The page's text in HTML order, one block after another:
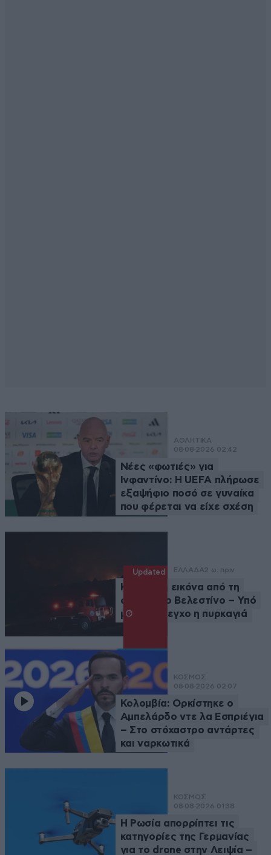
ΑΘΛΗΤΙΚΑ
08·08·2026 02:42
Νέες «φωτιές» για
Ινφαντίνο: Η UEFA πλήρωσε
εξαψήφιο ποσό σε γυναίκα
που φέρεται να είχε σχέση
Updated ΕΛΛΑΔΑ2 ω. πριν
Καλύτερη εικόνα από τη
φωτιά στο Βελεστίνο – Υπό
μερικό έλεγχο η πυρκαγιά
ΚΟΣΜΟΣ
08·08·2026 02:07
Κολομβία: Ορκίστηκε ο
Αμπελάρδο ντε λα Εσπριέγια
– Στο στόχαστρο αντάρτες
και ναρκωτικά
ΚΟΣΜΟΣ
08·08·2026 01:38
Η Ρωσία απορρίπτει τις
κατηγορίες της Γερμανίας
για το drone στην Λειψία –